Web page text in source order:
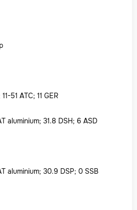
51 ATC; 11 GER
aluminium; 31.8 DSH; 6 ASD
aluminium; 30.9 DSP; 0 SSB